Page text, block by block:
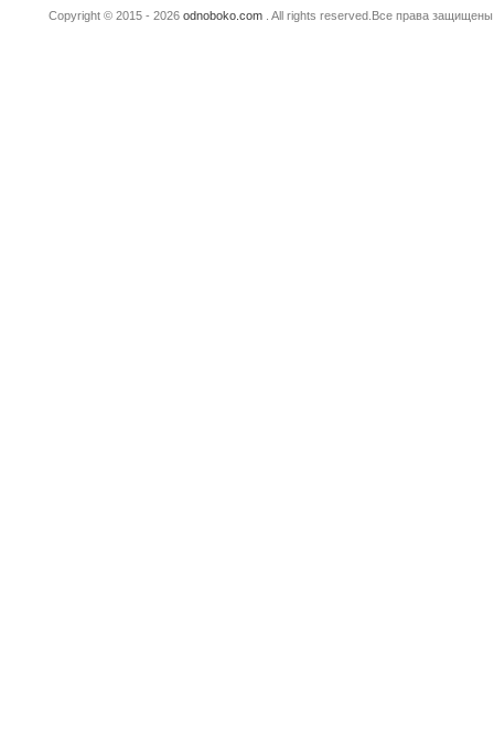
Copyright © 2015 - 2026 odnoboko.com. All rights reserved.Все права защищены.